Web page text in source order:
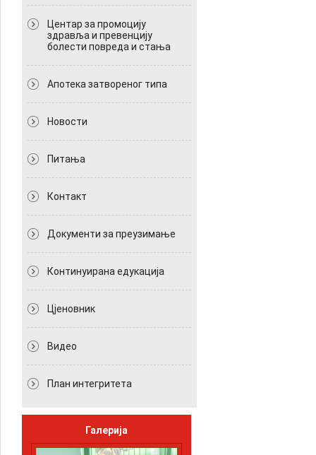
Центар за промоцију
здравља и превенцију
болести повреда и стања
Апотека затвореног типа
Новости
Питања
Контакт
Документи за преузимање
Континуирана едукација
Цјеновник
Видео
План интегритета
Галерија